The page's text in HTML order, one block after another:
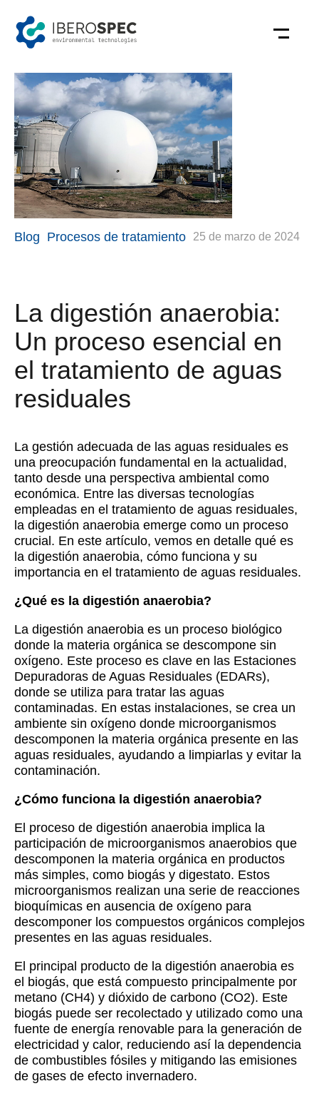
contenido
Categorías
Blog Procesos de tratamiento 25 de marzo de 2024
La digestión anaerobia:
Un proceso esencial en
el tratamiento de aguas
residuales
La gestión adecuada de las aguas residuales es
una preocupación fundamental en la actualidad,
tanto desde una perspectiva ambiental como
económica. Entre las diversas tecnologías
empleadas en el tratamiento de aguas residuales,
la digestión anaerobia emerge como un proceso
crucial. En este artículo, vemos en detalle qué es
la digestión anaerobia, cómo funciona y su
importancia en el tratamiento de aguas residuales.
¿Qué es la digestión anaerobia?
La digestión anaerobia es un proceso biológico
donde la materia orgánica se descompone sin
oxígeno. Este proceso es clave en las Estaciones
Depuradoras de Aguas Residuales (EDARs),
donde se utiliza para tratar las aguas
contaminadas. En estas instalaciones, se crea un
ambiente sin oxígeno donde microorganismos
descomponen la materia orgánica presente en las
aguas residuales, ayudando a limpiarlas y evitar la
contaminación.
¿Cómo funciona la digestión anaerobia?
El proceso de digestión anaerobia implica la
participación de microorganismos anaerobios que
descomponen la materia orgánica en productos
más simples, como biogás y digestato. Estos
microorganismos realizan una serie de reacciones
bioquímicas en ausencia de oxígeno para
descomponer los compuestos orgánicos complejos
presentes en las aguas residuales.
El principal producto de la digestión anaerobia es
el biogás, que está compuesto principalmente por
metano (CH4) y dióxido de carbono (CO2). Este
biogás puede ser recolectado y utilizado como una
fuente de energía renovable para la generación de
electricidad y calor, reduciendo así la dependencia
de combustibles fósiles y mitigando las emisiones
de gases de efecto invernadero.